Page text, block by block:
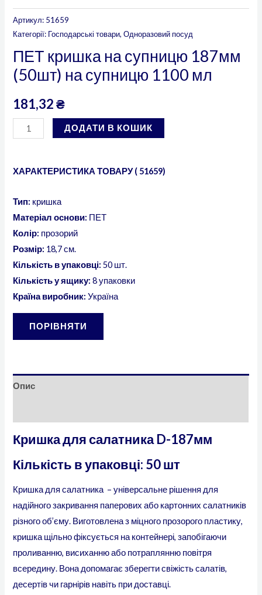
Артикул: 51659
Категорії: Господарські товари,Одноразовий посуд
ПЕТ кришка на супницю 187мм
(50шт) на супницю 1100 мл
181,32₴
ДОДАТИ В КОШИК
ХАРАКТЕРИСТИКА ТОВАРУ ( 51659)
Тип: кришка
Матеріал основи: ПЕТ
Колір: прозорий
Розмір: 18,7 см.
Кількість в упаковці: 50 шт.
Кількість у ящику:8 упаковки
Країна виробник: Україна
ПОРІВНЯТИ
Опис
Кришка для салатника D-187мм
Кількість в упаковці: 50 шт
Кришка для салатника – універсальне рішення для
надійного закривання паперових або картонних салатників
різного об’єму. Виготовлена ​​з міцного прозорого пластику,
кришка щільно фіксується на контейнері, запобігаючи
проливанню, висиханню або потраплянню повітря
всередину. Вона допомагає зберегти свіжість салатів,
десертів чи гарнірів навіть при доставці.